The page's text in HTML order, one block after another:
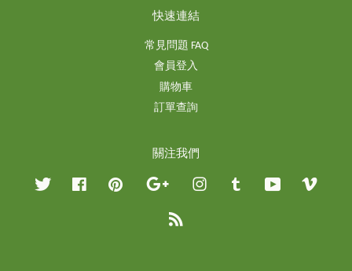
快速連結
常見問題 FAQ
會員登入
購物車
訂單查詢
關注我們
Twitter Facebook Pinterest Google InstagramTumblr YouTube